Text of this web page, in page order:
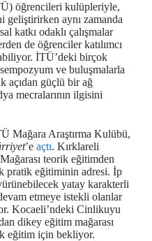
öğrencileri kulüpleriyle,
geliştirirken aynı zamanda
katkı odaklı çalışmalar
de öğrenciler katılımcı
İTÜ’deki birçok
ve buluşmalarla
açıdan güçlü bir ağ
mecralarının ilgisini
Mağara Araştırma Kulübü,
’e açtı. Kırklareli
teorik eğitimden
pratik eğitiminin adresi. İp
yatay karakterli
etmeye istekli olanlar
Kocaeli’ndeki Cinlikuyu
dikey eğitim mağarası
eğitim için bekliyor.